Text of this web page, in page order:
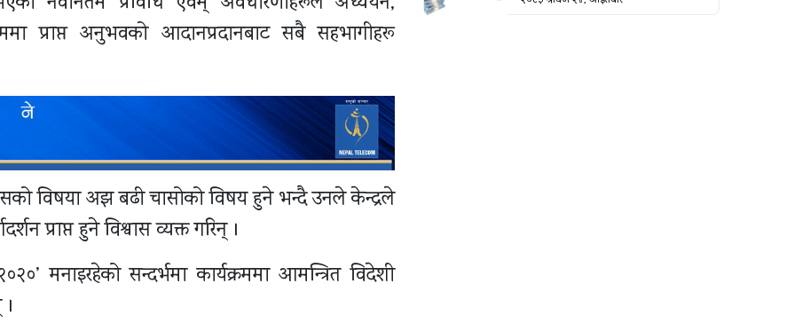
प्राप्त अनुभवको आदानप्रदानबाट सबै सहभागीहरू
विषया अझ बढी चासोको विषय हुने भन्दै उनले केन्द्रले
प्राप्त हुने विश्वास व्यक्त गरिन् ।
मनाइरहेको सन्दर्भमा कार्यक्रममा आमन्त्रित विदेशी